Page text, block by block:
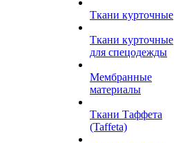
Ткани курточные
Ткани курточные
для спецодежды
Мембранные
материалы
Ткани Таффета
(Taffeta)